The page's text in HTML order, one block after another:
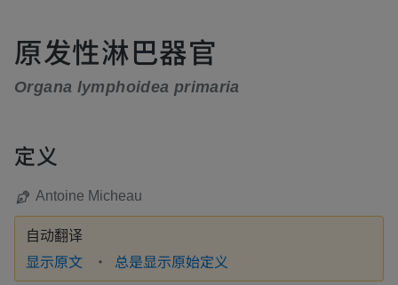
原发性淋巴器官
Organa lymphoidea primaria
定义
Antoine Micheau
自动翻译
显示原文 总是显示原始定义